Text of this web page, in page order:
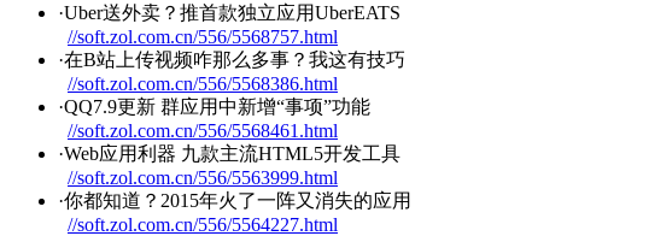
·Uber送外卖？推首款独立应用UberEATS
//soft.zol.com.cn/556/5568757.html
·在B站上传视频咋那么多事？我这有技巧
//soft.zol.com.cn/556/5568386.html
·QQ7.9更新 群应用中新增“事项”功能
//soft.zol.com.cn/556/5568461.html
·Web应用利器 九款主流HTML5开发工具
//soft.zol.com.cn/556/5563999.html
·你都知道？2015年火了一阵又消失的应用
//soft.zol.com.cn/556/5564227.html